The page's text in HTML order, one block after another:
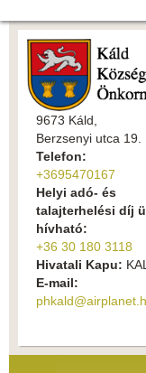
9673 Káld,
Berzsenyi utca 19.
Telefon:
+3695470167
Helyi adó- és
talajterhelési díj
hívható:
+36 30 180 3118
Hivatali Kapu:
E-mail: